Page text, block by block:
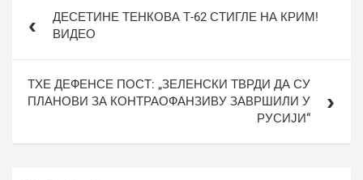
чланкаДЕСЕТИНЕ ТЕНКОВА Т-62 СТИГЛЕ НА КРИМ!
ВИДЕО
ТХЕ ДЕФЕНСЕ ПОСТ: „ЗЕЛЕНСКИ ТВРДИ ДА СУ
ПЛАНОВИ ЗА КОНТРАОФАНЗИВУ ЗАВРШИЛИ У
РУСИЈИ“